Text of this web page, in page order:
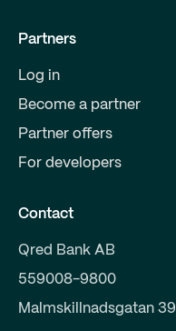
Partners
Log in
Become a partner
Partner offers
For developers
Contact
Qred Bank AB
559008-9800
Malmskillnadsgatan 39